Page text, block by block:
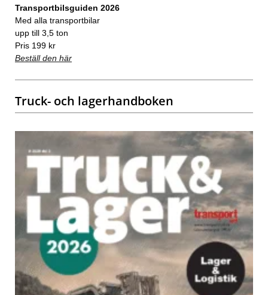
Transportbilsguiden 2026
Med alla transportbilar
upp till 3,5 ton
Pris 199 kr
Beställ den här
Truck- och lagerhandboken